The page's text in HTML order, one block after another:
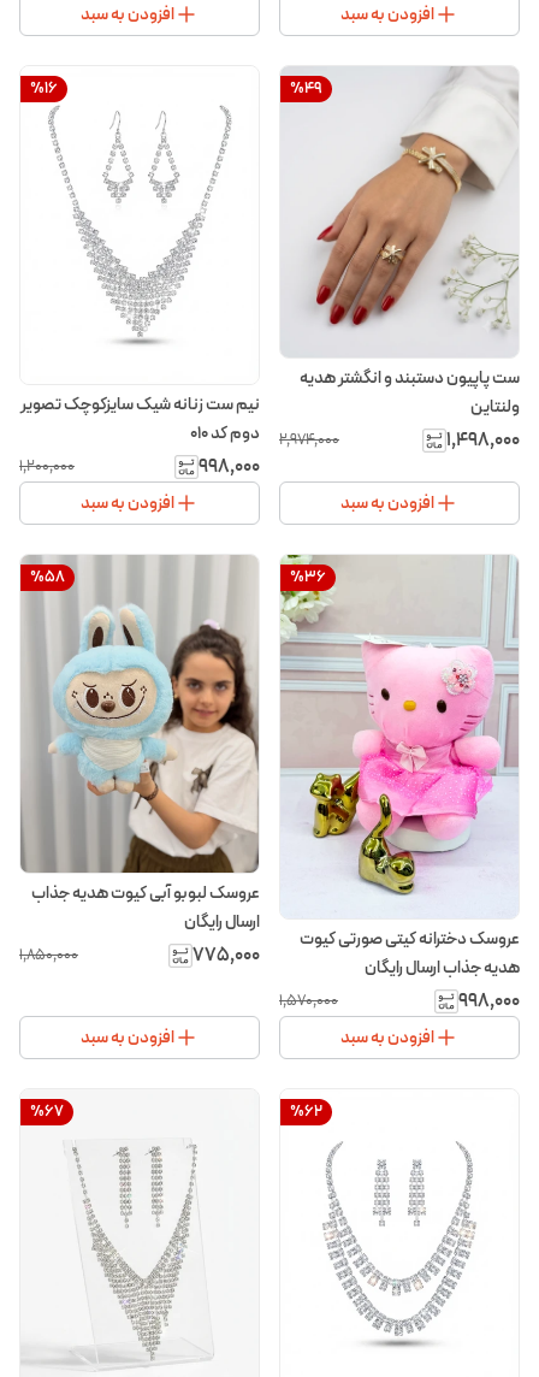
افزودن به سبد افزودن به سبد
%49
ست پاپیون دستبند و انگشتر هدیه
ولنتاین
۱٬۴۹۸٬۰۰۰ ۲٬۹۷۴٬۰۰۰
افزودن به سبد
%16
نیم ست زنانه شیک سایزکوچک تصویر
دوم کد 010
۹۹۸٬۰۰۰ ۱٬۲۰۰٬۰۰۰
افزودن به سبد
%36
عروسک دخترانه کیتی صورتی کیوت
هدیه جذاب ارسال رایگان
۹۹۸٬۰۰۰ ۱٬۵۷۰٬۰۰۰
افزودن به سبد
%58
عروسک لبوبو آبی کیوت هدیه جذاب
ارسال رایگان
۷۷۵٬۰۰۰ ۱٬۸۵۰٬۰۰۰
افزودن به سبد
%62
%67